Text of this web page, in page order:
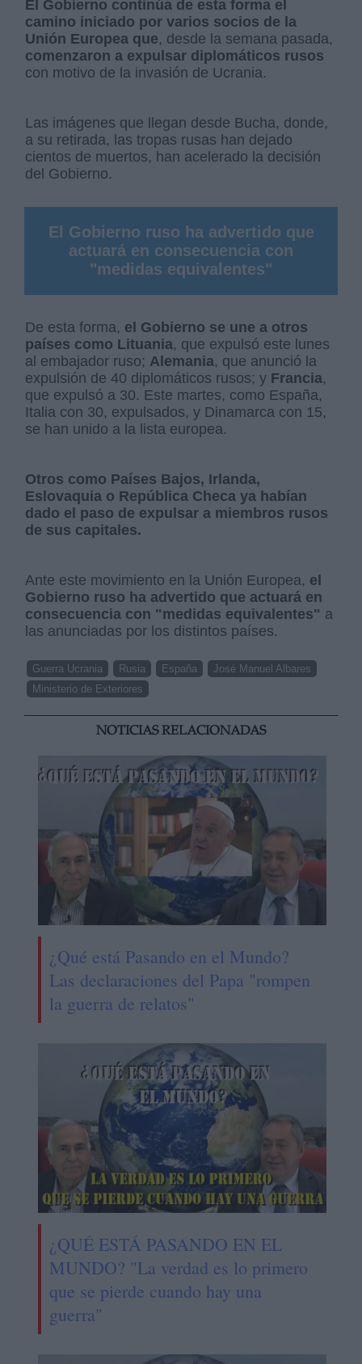
El Gobierno continúa de esta forma el
camino iniciado por varios socios de la
Unión Europea que, desde la semana pasada,
comenzaron a expulsar diplomáticos rusos
con motivo de la invasión de Ucrania.
Las imágenes que llegan desde Bucha, donde,
a su retirada, las tropas rusas han dejado
cientos de muertos, han acelerado la decisión
del Gobierno.
El Gobierno ruso ha advertido que
actuará en consecuencia con
"medidas equivalentes"
De esta forma, el Gobierno se une a otros
países como Lituania, que expulsó este lunes
al embajador ruso; Alemania, que anunció la
expulsión de 40 diplomáticos rusos; y Francia,
que expulsó a 30. Este martes, como España,
Italia con 30, expulsados, y Dinamarca con 15,
se han unido a la lista europea.
Otros como Países Bajos, Irlanda,
Eslovaquia o República Checa ya habían
dado el paso de expulsar a miembros rusos
de sus capitales.
Ante este movimiento en la Unión Europea, el
Gobierno ruso ha advertido que actuará en
consecuencia con "medidas equivalentes" a
las anunciadas por los distintos países.
Guerra Ucrania Rusia España
José Manuel Albares
Ministerio de Exteriores
NOTICIAS RELACIONADAS
¿Qué está Pasando en el Mundo?
Las declaraciones del Papa "rompen
la guerra de relatos"
¿QUÉ ESTÁ PASANDO EN EL
MUNDO? "La verdad es lo primero
que se pierde cuando hay una
guerra"